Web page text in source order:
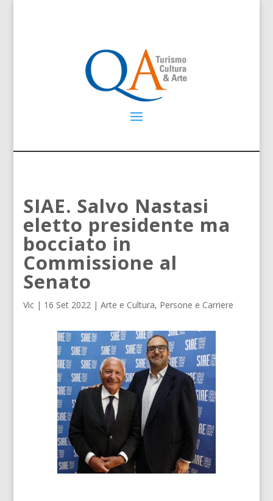
SIAE. Salvo Nastasi
eletto presidente ma
bocciato in
Commissione al
Senato
Vic | 16 Set 2022 |Arte e Cultura, Persone e Carriere